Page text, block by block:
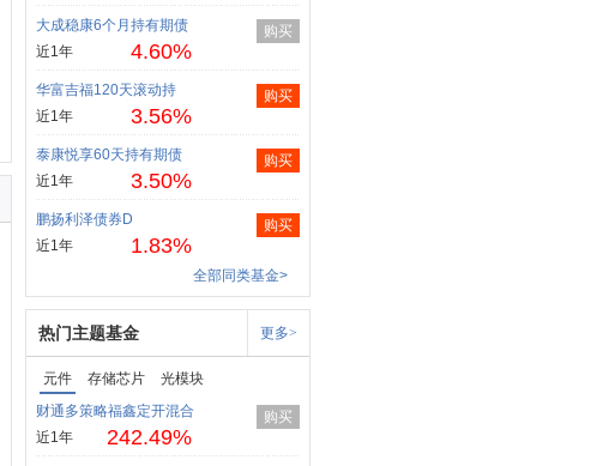
大成稳康6个月持有期债
近1年
4.60%
购买
华富吉福120天滚动持
近1年
3.56%
购买
泰康悦享60天持有期债
近1年
3.50%
购买
鹏扬利泽债券D
近1年
1.83%
购买
全部同类基金>
热门主题基金 更多>
元件 存储芯片
光模块
财通多策略福鑫定开混合
近1年
242.49%
购买